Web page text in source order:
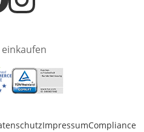
in neuem Fenster
Öffnet in neuem Fenster
Fenster
in neuem Fenster
Öffnet in neuem Fenster
ImpressumCompliance